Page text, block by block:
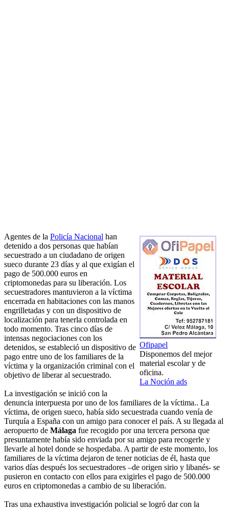
Ofipapel
Disponemos del mejor
material escolar y de
oficina.
La Noción ads
Agentes de la Policía Nacional han
detenido a dos personas que habían
secuestrado a un ciudadano de origen
sueco durante 23 días y al que exigían el
pago de 500.000 euros en
criptomonedas para su liberación. Los
secuestradores mantuvieron a la víctima
encerrada en habitaciones con las manos
engrilletadas y con un dispositivo de
localización para tenerla controlada en
todo momento. Tras cinco días de
intensas negociaciones con los
detenidos, se estableció un dispositivo de
pago entre uno de los familiares de la
víctima y la organización criminal con el
objetivo de liberar al secuestrado.
La investigación se inició con la
denuncia interpuesta por uno de los familiares de la víctima.. La
víctima, de origen sueco, había sido secuestrada cuando venía de
Turquía a España con un amigo para conocer el país. A su llegada al
aeropuerto de Málaga fue recogido por una tercera persona que
presuntamente había sido enviada por su amigo para recogerle y
llevarle al hotel donde se hospedaba. A partir de este momento, los
familiares de la víctima dejaron de tener noticias de él, hasta que
varios días después los secuestradores –de origen sirio y libanés- se
pusieron en contacto con ellos para exigirles el pago de 500.000
euros en criptomonedas a cambio de su liberación.
Tras una exhaustiva investigación policial se logró dar con la